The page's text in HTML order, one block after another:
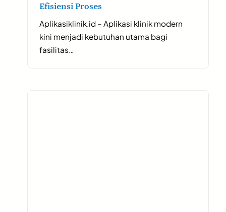
Efisiensi Proses
Aplikasiklinik.id – Aplikasi klinik modern
kini menjadi kebutuhan utama bagi
fasilitas…